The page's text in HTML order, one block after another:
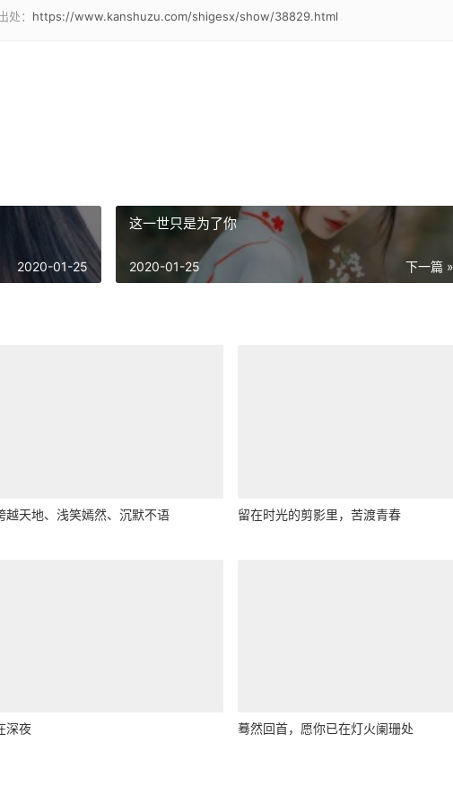
： https://www.kanshuzu.com/shigesx/show/38829.html
2020-01-25
这一世只是为了你
下一篇 »
2020-01-25
越天地、浅笑嫣然、沉默不语 留在时光的剪影里，苦渡青春
深夜 蓦然回首，愿你已在灯火阑珊处